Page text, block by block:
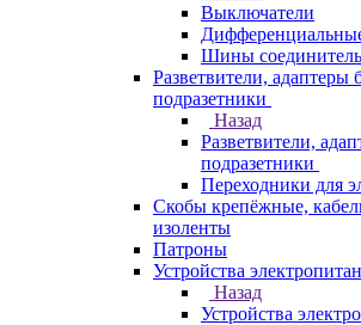
Выключатели
Шины
Разветвители, адаптеры
подразетники
Назад
Разветвители,
подразетники
Переходники для
Скобы крепёжные,
изоленты
Патроны
Устройства
Назад
Устройства